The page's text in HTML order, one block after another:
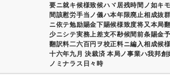
要ニ就キ候様致候ハヾ居残時間ノ如キ
間該慰労手当ノ儀ハ本年限廃止相成抜
ニ依テ勉励賜金下賜候様致度将又本局
少ニシテ実務上差支不尠候間前条賜金
翻訳料二六百円ヲ校正料ニ編入相成候
十六年九月 決裁済 本局ノ事業ハ我邦
ノミナラス日々時